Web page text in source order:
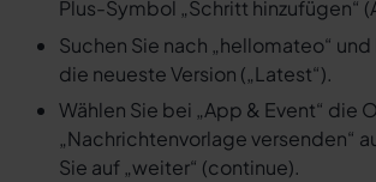
Plus-Symbol „Schritt hinzufügen“
Suchen Sie nach „hellomateo“
die neueste Version („Latest“).
Wählen Sie bei „App & Event“ die
„Nachrichtenvorlage versenden“
Sie auf „weiter“ (continue).